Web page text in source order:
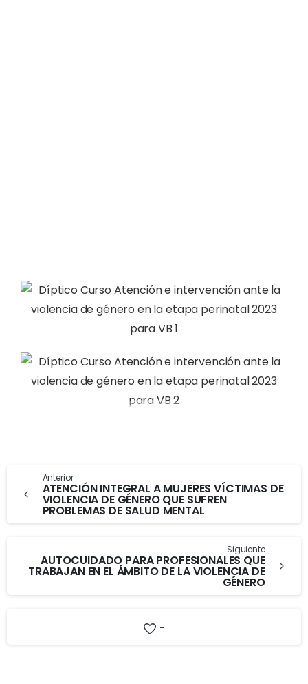
Anterior
ATENCIÓN INTEGRAL A MUJERES VÍCTIMAS DE
VIOLENCIA DE GÉNERO QUE SUFREN
PROBLEMAS DE SALUD MENTAL
Siguiente
AUTOCUIDADO PARA PROFESIONALES QUE
TRABAJAN EN EL ÁMBITO DE LA VIOLENCIA DE
GÉNERO
-